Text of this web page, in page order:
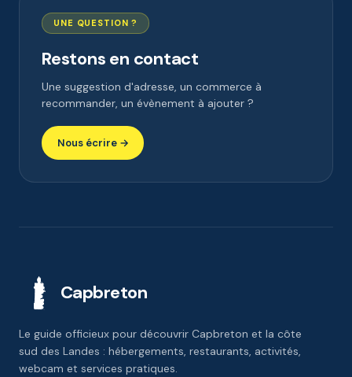
UNE QUESTION ?
Restons en contact
Une suggestion d'adresse, un commerce à
recommander, un évènement à ajouter ?
Nous écrire →
Capbreton
Le guide officieux pour découvrir Capbreton et la côte
sud des Landes : hébergements, restaurants, activités,
webcam et services pratiques.